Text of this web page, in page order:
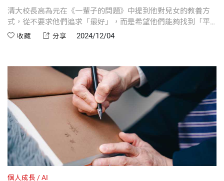
清大校長高為元在《一輩子的問題》中提到他對兒女的教養方
式，從不要求他們追求「最好」，而是希望他們能夠找到「平
衡」。他在自己的成長過程中體會到，許多人努力追求成為
收藏 分享 2024/12/04
個人成長 AI